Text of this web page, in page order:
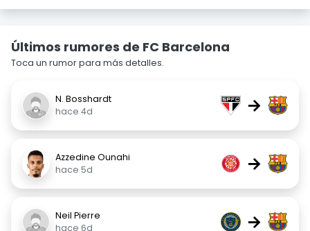
Últimos rumores de FC Barcelona
Toca un rumor para más detalles.
N. Bosshardt
hace 4d
→
Azzedine Ounahi
hace 5d
→
Neil Pierre
hace 6d
→